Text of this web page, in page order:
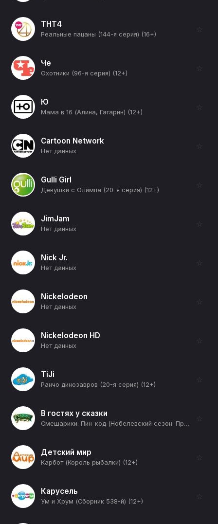
ТНТ4
Реальные пацаны (144-я серия) (16+)
☆
Че
Охотники (96-я серия) (12+)
☆
Ю
Мама в 16 (Алина, Гагарин) (12+)
☆
Cartoon Network
Нет данных
☆
Gulli Girl
Девушки с Олимпа (20-я серия) (12+)
☆
JimJam
Нет данных
☆
Nick Jr.
Нет данных
☆
Nickelodeon
Нет данных
☆
Nickelodeon HD
Нет данных
☆
TiJi
Ранчо динозавров (20-я серия) (12+)
☆
В гостях у сказки
Смешарики. Пин-код (Нобелевский сезон: Прививка от Кроша: Часть 2-я) (12+)
☆
Детский мир
Карбот (Король рыбалки) (12+)
☆
Карусель
Ум и Хрум (Сборник 538-й) (12+)
☆